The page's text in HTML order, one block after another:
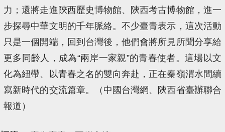
力；還將走進陝西歷史博物館、陝西考古博物館，進一
步探尋中華文明的千年脈絡。不少臺青表示，這次活動
只是一個開端，回到台灣後，他們會將所見所聞分享給
更多同齡人，成為“兩岸一家親”的青春使者。這場以文
化為紐帶、以青春之名的雙向奔赴，正在秦嶺渭水間續
寫新時代的交流篇章。（中國台灣網、陝西省臺辦聯合
報道）